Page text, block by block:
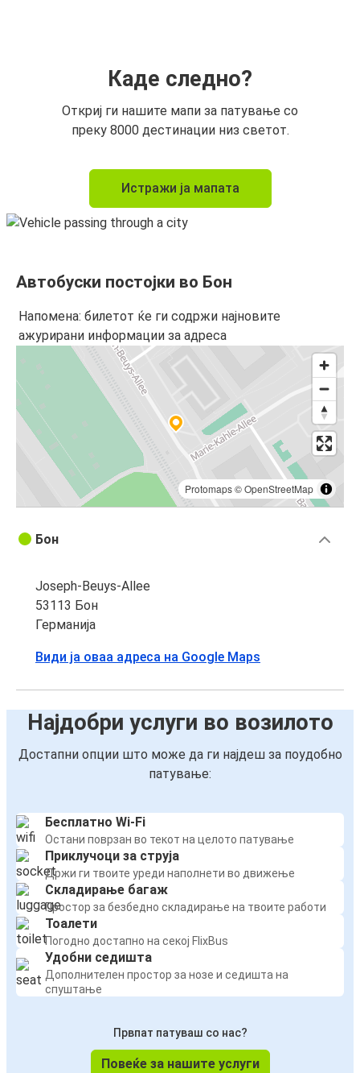
Каде следно?
Откриј ги нашите мапи за патување со
преку 8000 дестинации низ светот.
Истражи ја мапата
Автобуски постојки во Бон
Напомена: билетот ќе ги содржи најновите
ажурирани информации за адреса
Protomaps©OpenStreetMap
Бон
Joseph-Beuys-Allee
53113 Бон
Германија
Види ја оваа адреса на Google Maps
Најдобри услуги во возилото
Достапни опции што може да ги најдеш за поудобно
патување:
Бесплатно Wi-Fi
Остани поврзан во текот на целото патување
Приклучоци за струја
Држи ги твоите уреди наполнети во движење
Складирање багаж
Простор за безбедно складирање на твоите работи
Тоалети
Погодно достапно на секој FlixBus
Удобни седишта
Дополнителен простор за нозе и седишта на
спуштање
Првпат патуваш со нас?
Повеќе за нашите услуги